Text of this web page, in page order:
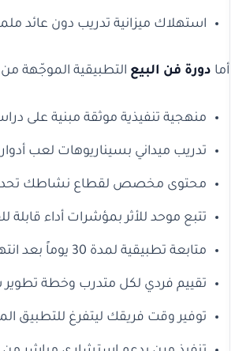
استهلاك ميزانية تدريب دون عائد
أما دورة فن البيع التطبيقية الموجّهة
منهجية تنفيذية موثقة مبنية على
تدريب ميداني بسيناريوهات لعب أدوار
محتوى مخصص لقطاع نشاطك
تتبع موحد للأثر بمؤشرات أداء قابلة
متابعة تطبيقية لمدة 30 يوماً بعد انتهاء الجلسات النظرية
تقييم فردي لكل متدرب وخطة
توفير وقت فريقك ليتفرغ للتطبيق